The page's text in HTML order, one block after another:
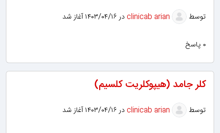
توسط در ۱۴۰۳/۰۴/۱۶ آغاز شد
۰ پاسخ
کلر جامد (هیپوکلریت کلسیم)
توسط در ۱۴۰۳/۰۴/۱۶ آغاز شد